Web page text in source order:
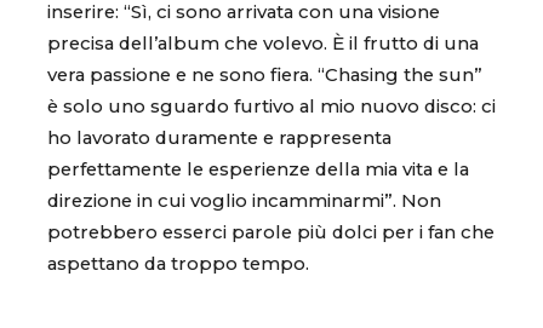
inserire: “Sì, ci sono arrivata con una visione
precisa dell’album che volevo. È il frutto di una
vera passione e ne sono fiera. “Chasing the sun”
è solo uno sguardo furtivo al mio nuovo disco: ci
ho lavorato duramente e rappresenta
perfettamente le esperienze della mia vita e la
direzione in cui voglio incamminarmi”. Non
potrebbero esserci parole più dolci per i fan che
aspettano da troppo tempo.